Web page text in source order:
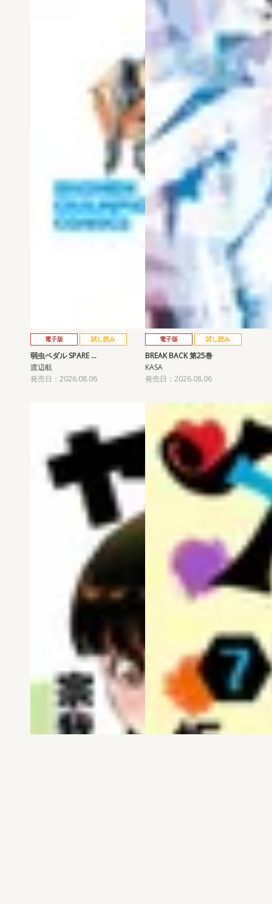
電子版 試し読み
弱虫ペダル SPARE …
渡辺航
発売日：2026.08.06
電子版 試し読み
BREAK BACK 第25巻
KASA
発売日：2026.08.06